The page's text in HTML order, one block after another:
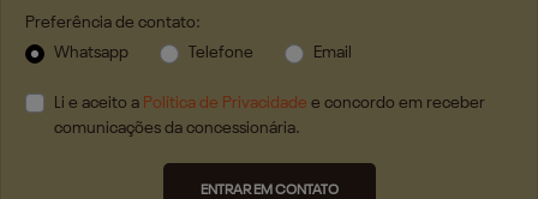
Preferência de contato:
Whatsapp
Telefone Email
Li e aceito a Política de Privacidade e concordo em receber
comunicações da concessionária.
ENTRAR EM CONTATO